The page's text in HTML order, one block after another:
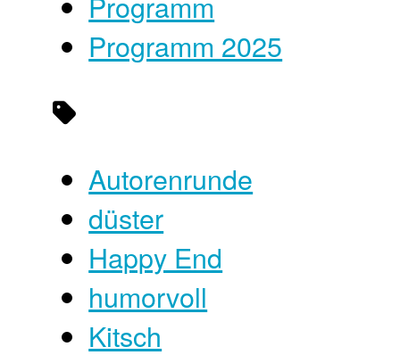
Programm 2025
Autorenrunde
düster
Happy End
humorvoll
Kitsch